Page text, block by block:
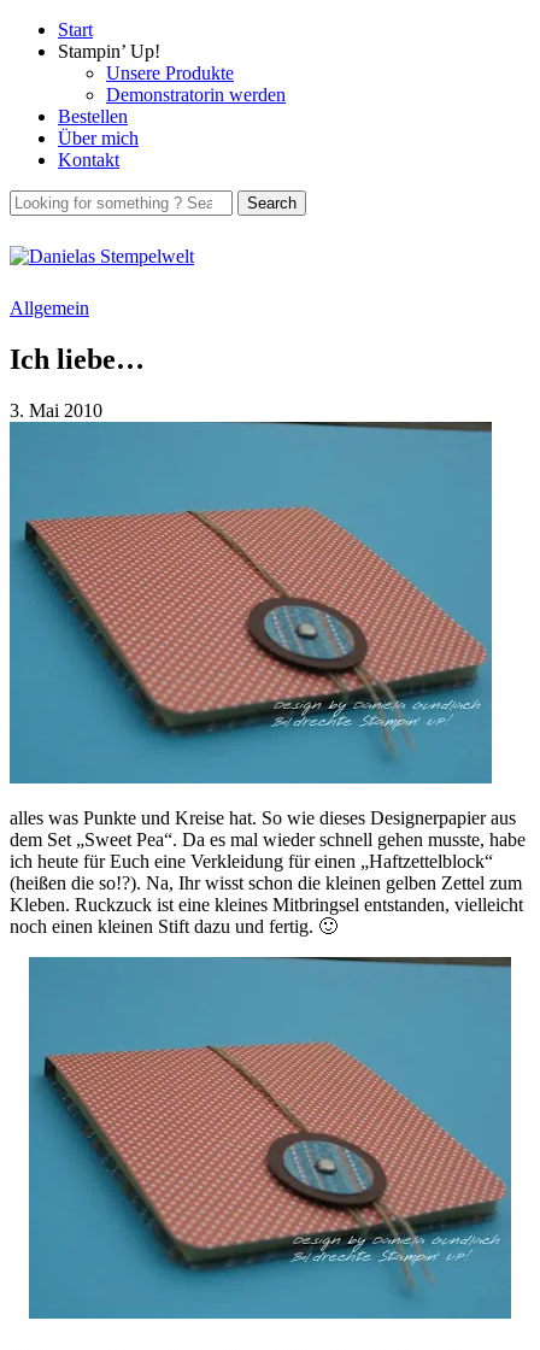
Start
Stampin’ Up!
Unsere Produkte
Demonstratorin werden
Bestellen
Über mich
Kontakt
Allgemein
Ich liebe…
3. Mai 2010
alles was Punkte und Kreise hat. So wie dieses Designerpapier aus
dem Set „Sweet Pea“. Da es mal wieder schnell gehen musste, habe
ich heute für Euch eine Verkleidung für einen „Haftzettelblock“
(heißen die so!?). Na, Ihr wisst schon die kleinen gelben Zettel zum
Kleben. Ruckzuck ist eine kleines Mitbringsel entstanden, vielleicht
noch einen kleinen Stift dazu und fertig. 🙂